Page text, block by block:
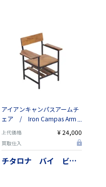
アイアンキャンパスアームチ
ェア / Iron Campas Arm
上代価格 ¥ 24,000
買取仕入
チタロナ バイ ビーカンパニー